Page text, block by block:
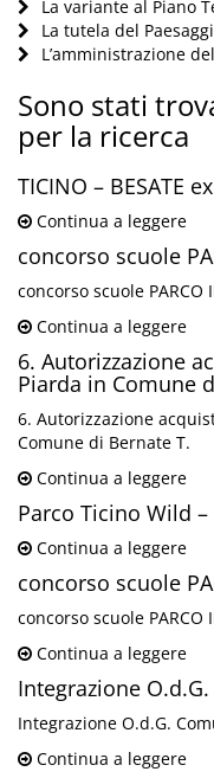
La variante al Piano
La tutela del
L’amministrazione
Sono stati
per la ricerca
TICINO – BESATE
Continua a leggere
concorso scuole
concorso scuole PARCO
Continua a leggere
6. Autorizzazione
Piarda in Comune
6. Autorizzazione
Comune di Bernate T.
Continua a leggere
Parco Ticino Wild
Continua a leggere
concorso scuole
concorso scuole PARCO
Continua a leggere
Integrazione
Integrazione O.d.G.
Continua a leggere